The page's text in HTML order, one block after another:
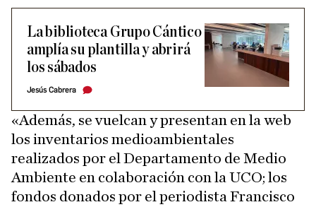
La biblioteca Grupo Cántico
amplía su plantilla y abrirá
los sábados
Jesús Cabrera
«Además, se vuelcan y presentan en la web
los inventarios medioambientales
realizados por el Departamento de Medio
Ambiente en colaboración con la UCO; los
fondos donados por el periodista Francisco